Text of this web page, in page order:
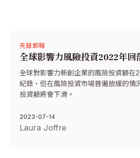
先鋒郵報
全球影響力風險投資2022年回
全球對影響力新創企業的風險投資額在
紀錄，但在風險投資市場普遍放緩的情
投資額將會下滑。
2023-07-14
Laura Joffre